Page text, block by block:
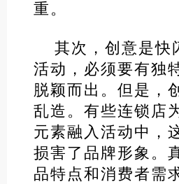
重。
其次，创意是快
活动，必须要有独
脱颖而出。但是，
乱造。有些连锁店
元素融入活动中，
损害了品牌形象。
品特点和消费者需